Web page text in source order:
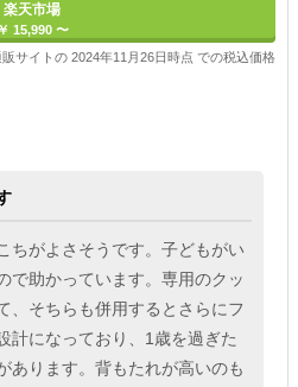
楽天市場
￥ 15,990 〜
サイトの 2024年11月26日時点 での税込価格
ちがよさそうです。子どもがい
で助かっています。専用のクッ
、そちらも併用するとさらにフ
計になっており、1歳を過ぎた
あります。背もたれが高いのも